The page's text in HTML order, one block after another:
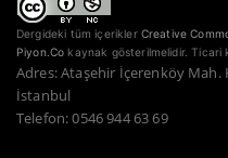
Dergideki tüm içerikler Creative
Piyon.Co kaynak gösterilmelidir. Ticari
Adres: Ataşehir İçerenköy Mah.
İstanbul
Telefon: 0546 944 63 69